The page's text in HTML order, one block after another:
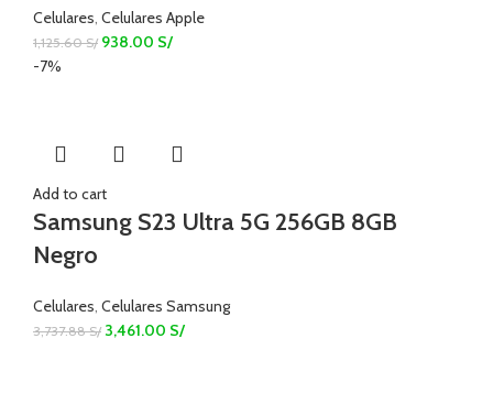
Celulares Celulares Apple
1,125.60S/ 938.00 S/
-7%
Add to cart
Samsung S23 Ultra 5G 256GB 8GB
Negro
Celulares Celulares Samsung
3,737.88S/ 3,461.00 S/